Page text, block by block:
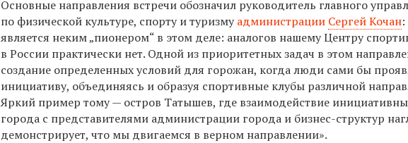
Основные направления встречи обозначил руководитель главного
по физической культуре, спорту и туризмуадминистрации Сергей Кочан
является неким „пионером“ в этом деле: аналогов нашему Центру
в России практически нет. Одной из приоритетных задач в этом
создание определенных условий для горожан, когда люди сами бы
инициативу, объединяясь и образуя спортивные клубы различной
Яркий пример тому — остров Татышев, где взаимодействие
города с представителями администрации города и бизнес-структур
демонстрирует, что мы двигаемся в верном направлении».